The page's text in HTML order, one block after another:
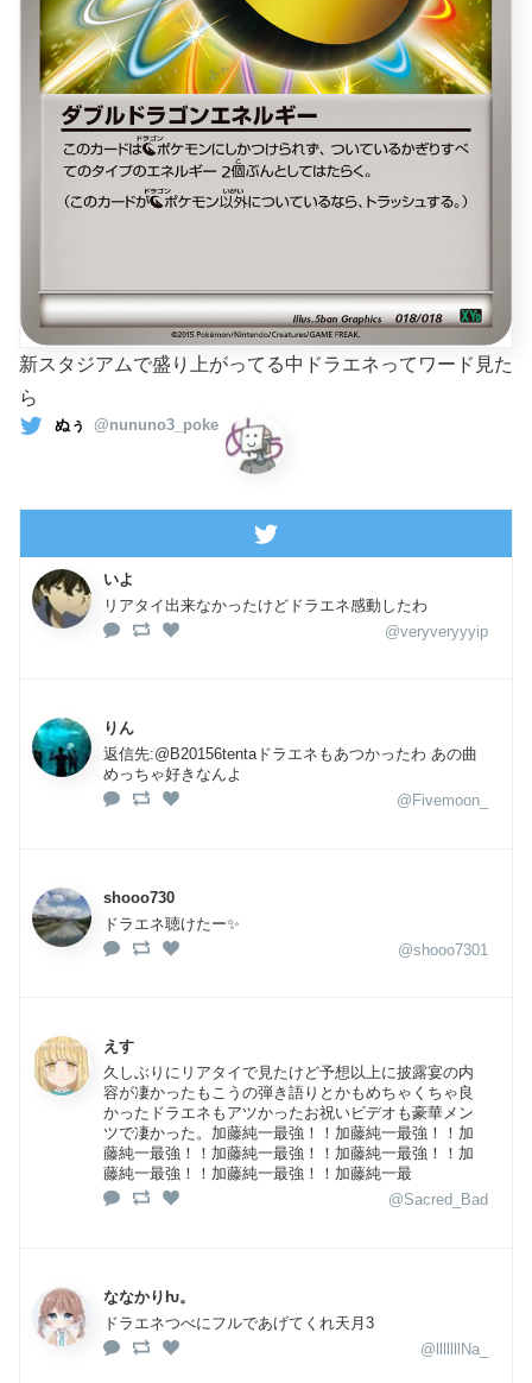
新スタジアムで盛り上がってる中ドラエネってワード見た
ら
ぬぅ @nununo3_poke
いよ
リアタイ出来なかったけどドラエネ感動したわ
@veryveryyyip
りん
返信先:@B20156tentaドラエネもあつかったわ あの曲
めっちゃ好きなんよ
@Fivemoon_
shooo730
ドラエネ聴けたー✨
@shooo7301
えす
久しぶりにリアタイで見たけど予想以上に披露宴の内
容が凄かったもこうの弾き語りとかもめちゃくちゃ良
かったドラエネもアツかったお祝いビデオも豪華メン
ツで凄かった。加藤純一最強！！加藤純一最強！！加
藤純一最強！！加藤純一最強！！加藤純一最強！！加
藤純一最強！！加藤純一最強！！加藤純一最
@Sacred_Bad
ななかりƕ。
ドラエネつべにフルであげてくれ天月3
@lllllllNa_